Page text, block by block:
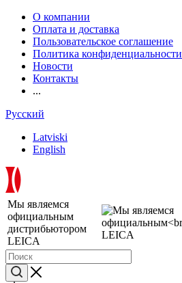
О компании
Оплата и доставка
Пользовательское соглашение
Политика конфиденциальности
Новости
Контакты
...
Русский
Latviski
English
Мы являемся
официальным
дистрибьютором
LEICA